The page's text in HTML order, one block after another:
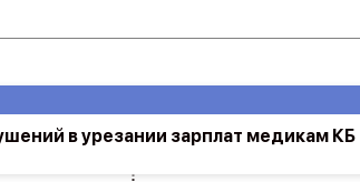
в урезании зарплат медикам